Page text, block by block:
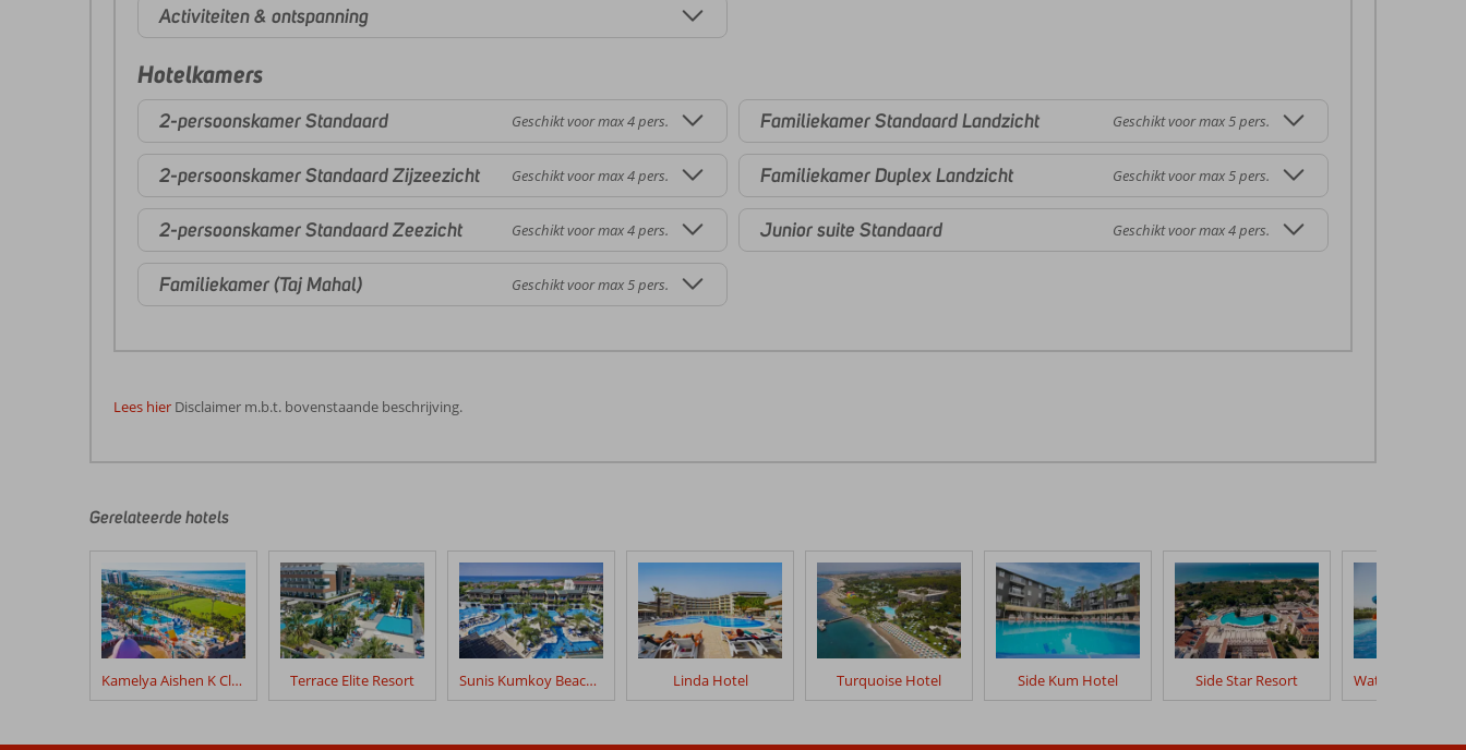
Activiteiten & ontspanning
Hotelkamers
2-persoonskamer Standaard Geschikt voor max 4 pers.
2-persoonskamer Standaard Zijzeezicht Geschikt voor max 4 pers.
2-persoonskamer Standaard Zeezicht Geschikt voor max 4 pers.
Familiekamer (Taj Mahal) Geschikt voor max 5 pers.
Familiekamer Standaard Landzicht Geschikt voor max 5 pers.
Familiekamer Duplex Landzicht Geschikt voor max 5 pers.
Junior suite Standaard Geschikt voor max 4 pers.
Lees hier Disclaimer m.b.t. bovenstaande beschrijving.
door
geschreven
na
hun
verblijf
Royal
Gerelateerde hotels
Kamelya Aishen K Club Terrace Elite Resort Sunis Kumkoy Beach Resort Linda Hotel Turquoise Hotel Side Kum Hotel Side Star Resort